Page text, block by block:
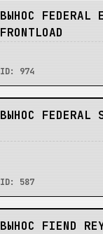
НЕТ
ВЫНОС FEDERAL
FRONTLOAD
ID: 974
НЕТ
ВЫНОС FEDERAL
ID: 587
НЕТ
ВЫНОС FIEND